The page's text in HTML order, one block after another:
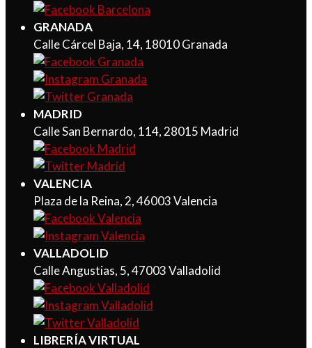
GRANADA
Calle Cárcel Baja, 14, 18010 Granada
MADRID
Calle San Bernardo, 114, 28015 Madrid
VALENCIA
Plaza de la Reina, 2, 46003 Valencia
VALLADOLID
Calle Angustias, 5, 47003 Valladolid
LIBRERÍA VIRTUAL